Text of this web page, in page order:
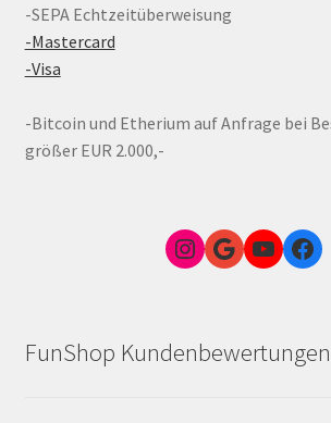
-SEPA Echtzeitüberweisung
-Mastercard
-Visa
-Bitcoin und Etherium auf Anfrage bei
größer EUR 2.000,-
Instagram
Google Link zum FunShop WienYouTube
FunShop Kundenbewertungen